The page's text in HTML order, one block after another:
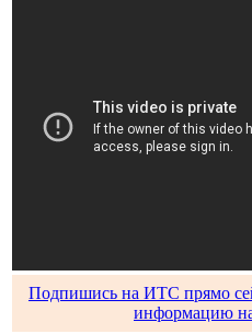
Подпишись на ИТС прямо
информацию